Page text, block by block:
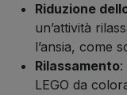
Riduzione
un’attività
l’ansia, come
Rilassamento:
LEGO da